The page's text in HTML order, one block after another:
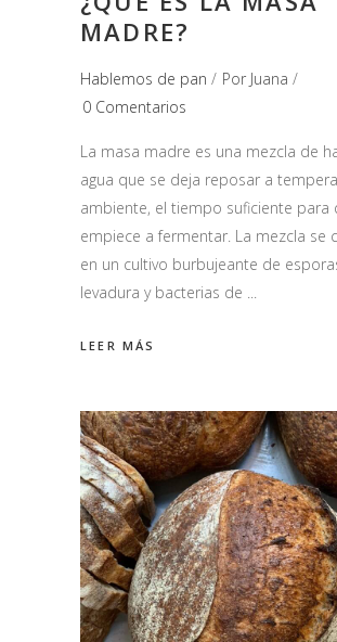
MADRE?
Hablemos de pan Por Juana
0 Comentarios
La masa madre es una mezcla de
agua que se deja reposar a
ambiente, el tiempo suficiente para
empiece a fermentar. La mezcla se
en un cultivo burbujeante de
levadura y bacterias de
LEER MÁS